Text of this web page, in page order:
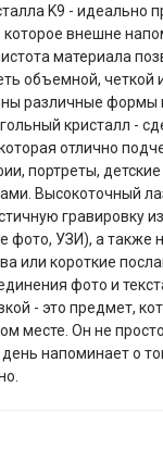
K9 - идеально
которое внешне
материала
объемной, четкой
различные формы
кристалл -
отлично
портреты,
Высокоточный
гравировку
фото, УЗИ), а также
или короткие
фото и
- это предмет,
месте. Он не
напоминает о